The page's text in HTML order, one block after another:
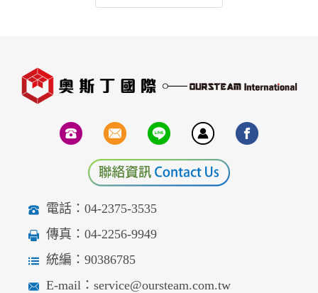
電話：04-2375-3535
傳真：04-2256-9949
統編：90386785
E-mail：service@oursteam.com.tw